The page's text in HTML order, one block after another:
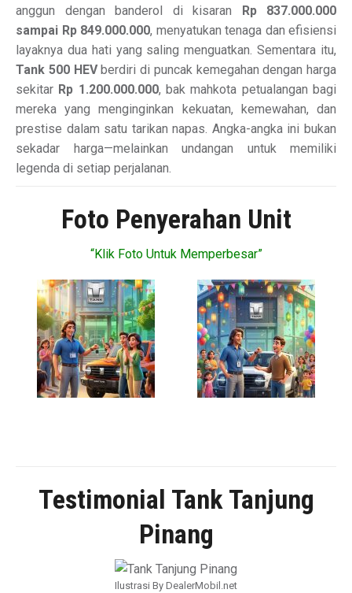
anggun dengan banderol di kisaran
Rp 837.000.000
sampai Rp 849.000.000, menyatukan tenaga dan efisiensi
layaknya dua hati yang saling menguatkan. Sementara itu,
Tank 500 HEVberdiri di puncak kemegahan dengan harga
sekitar Rp 1.200.000.000, bak mahkota petualangan bagi
mereka yang menginginkan kekuatan, kemewahan, dan
prestise dalam satu tarikan napas. Angka-angka ini bukan
sekadar harga—melainkan undangan untuk memiliki
legenda di setiap perjalanan.
Foto Penyerahan Unit
“Klik Foto Untuk Memperbesar”
Testimonial Tank Tanjung
Pinang
Ilustrasi By DealerMobil.net